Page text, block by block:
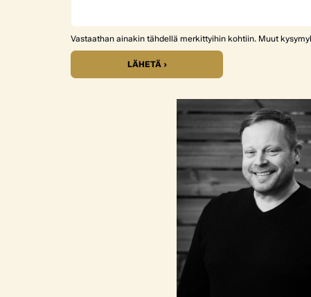
Vastaathan ainakin tähdellä merkittyihin kohtiin. Muut
LÄHETÄ ›